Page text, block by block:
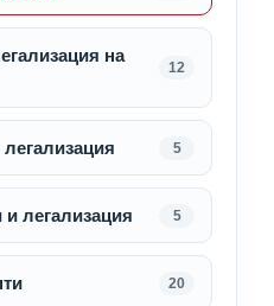
на
12
5
легализация 5
20